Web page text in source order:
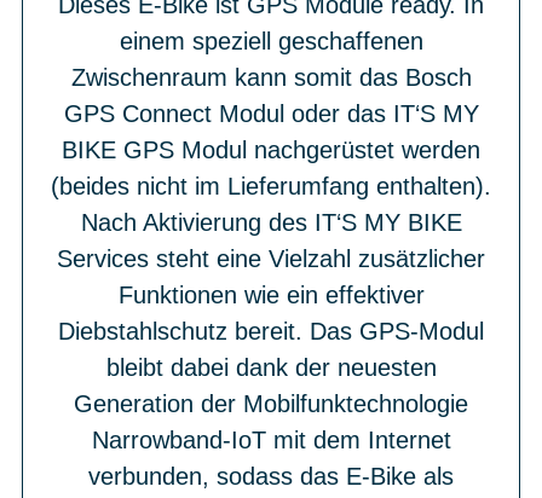
Dieses E-Bike ist GPS Module ready. In
einem speziell geschaffenen
Zwischenraum kann somit das Bosch
GPS Connect Modul oder das IT‘S MY
BIKE GPS Modul nachgerüstet werden
(beides nicht im Lieferumfang enthalten).
Nach Aktivierung des IT‘S MY BIKE
Services steht eine Vielzahl zusätzlicher
Funktionen wie ein effektiver
Diebstahlschutz bereit. Das GPS-Modul
bleibt dabei dank der neuesten
Generation der Mobilfunktechnologie
Narrowband-IoT mit dem Internet
verbunden, sodass das E-Bike als